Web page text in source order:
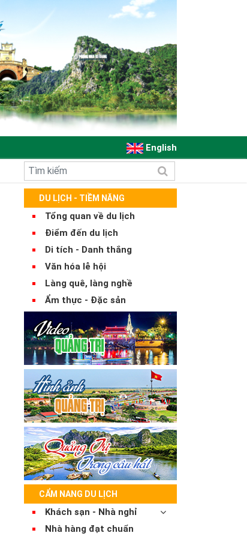
English
DU LỊCH - TIỀM NĂNG
Tổng quan về du lịch
Điểm đến du lịch
Di tích - Danh thắng
Văn hóa lễ hội
Làng quê, làng nghề
Ẩm thực - Đặc sản
CẨM NANG DU LỊCH
Khách sạn - Nhà nghỉ
Nhà hàng đạt chuẩn